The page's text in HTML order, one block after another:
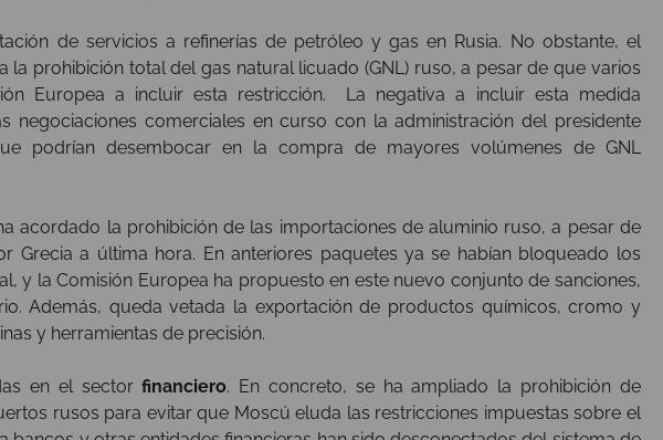
de servicios a refinerías de petróleo y gas en Rusia. No obstante, el
la prohibición total del gas natural licuado (GNL) ruso, a pesar de que varios
Europea a incluir esta restricción. La negativa a incluir esta medida
negociaciones comerciales en curso con la administración del presidente
podrían desembocar en la compra de mayores volúmenes de GNL
acordado la prohibición de las importaciones de aluminio ruso, a pesar de
Grecia a última hora. En anteriores paquetes ya se habían bloqueado los
y la Comisión Europea ha propuesto en este nuevo conjunto de sanciones,
Además, queda vetada la exportación de productos químicos, cromo y
y herramientas de precisión.
en el sectorfinanciero. En concreto, se ha ampliado la prohibición de
rusos para evitar que Moscú eluda las restricciones impuestas sobre el